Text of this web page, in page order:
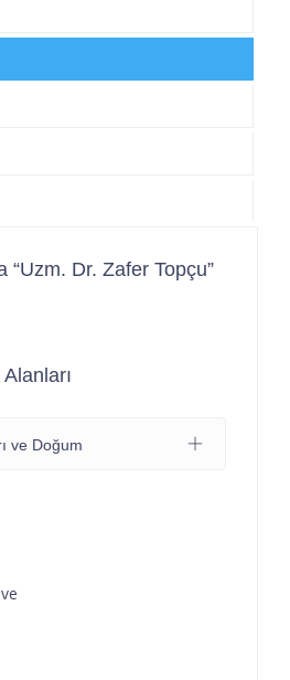
“Uzm. Dr. Zafer Topçu”
ve Doğum